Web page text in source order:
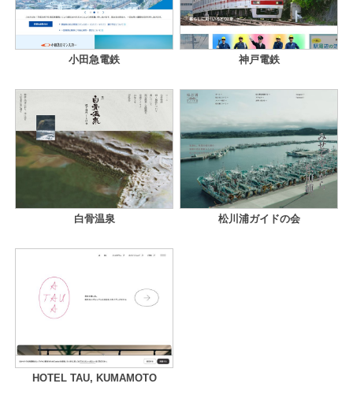
小田急電鉄 神戸電鉄
白骨温泉 松川浦ガイドの会
HOTEL TAU, KUMAMOTO